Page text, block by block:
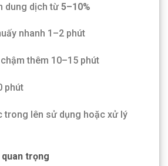
dung dịch từ5–10%
nhanh 1–2 phút
thêm 10–15 phút
phút
trong lên sử dụng hoặc xử lý
trọng